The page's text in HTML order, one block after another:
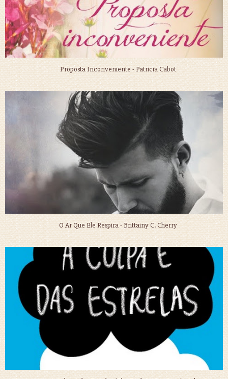
Proposta Inconveniente - Patricia Cabot
O Ar Que Ele Respira - Brittainy C. Cherry